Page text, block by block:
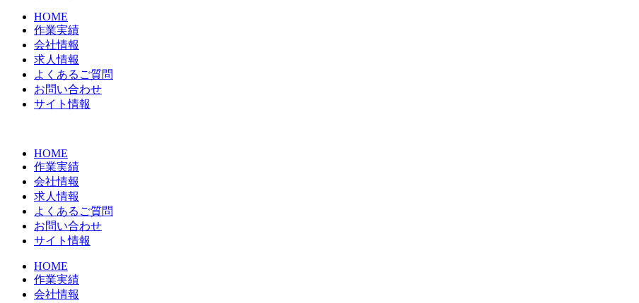
HOME
作業実績
会社情報
求人情報
よくあるご質問
お問い合わせ
サイト情報
HOME
作業実績
会社情報
求人情報
よくあるご質問
お問い合わせ
サイト情報
HOME
作業実績
会社情報